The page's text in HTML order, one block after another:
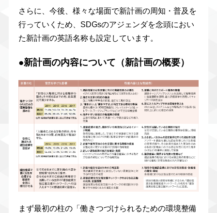
さらに、今後、様々な場面で新計画の周知・普及を
行っていくため、SDGsのアジェンダを念頭におい
た新計画の英語名称も設定しています。
●新計画の内容について（新計画の概要）
まず最初の柱の「働きつづけられるための環境整備